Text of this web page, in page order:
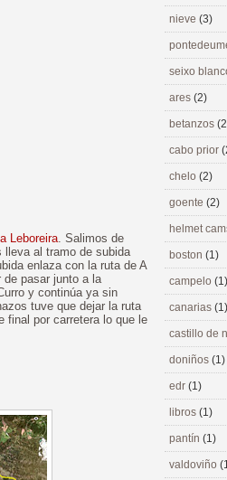
Leboreira. Salimos de
lleva al tramo de subida
enlaza con la ruta de A
de pasar junto a la
y continúa ya sin
tuve que dejar la ruta
final por carretera lo que le
nieve (3)
seixo
ares (2)
betanzos
cabo prior
chelo (2)
goente (2)
helmet
boston (1)
campelo (1)
canarias (1)
castillo de
doniños (1)
edr (1)
libros (1)
pantín (1)
valdoviño